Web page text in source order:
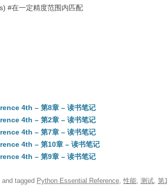
#在一定精度范围内匹配
4th – 第8章 – 读书笔记
4th – 第2章 – 读书笔记
4th – 第7章 – 读书笔记
4th – 第10章 – 读书笔记
4th – 第9章 – 读书笔记
and tagged Python Essential Reference, 性能, 测试, 第